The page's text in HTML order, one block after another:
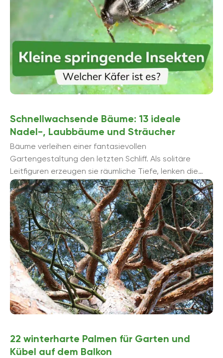
Schnellwachsende Bäume: 13 ideale
Nadel-, Laubbäume und Sträucher
Bäume verleihen einer fantasievollen
Gartengestaltung den letzten Schliff. Als solitäre
Leitfiguren erzeugen sie räumliche Tiefe, lenken die
Blicke und spenden Schatten. Majestätische
Sträucher fungieren als ...
22 winterharte Palmen für Garten und
Kübel auf dem Balkon